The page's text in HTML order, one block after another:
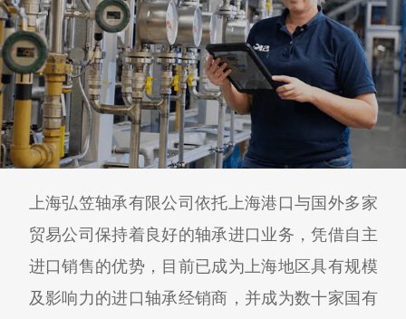
上海弘笠轴承有限公司依托上海港口与国外多家
贸易公司保持着良好的轴承进口业务，凭借自主
进口销售的优势，目前已成为上海地区具有规模
及影响力的进口轴承经销商，并成为数十家国有